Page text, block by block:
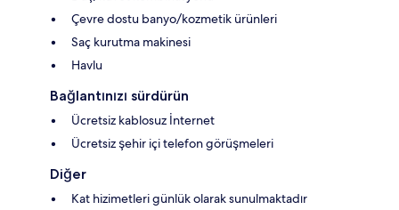
Çevre dostu banyo/kozmetik ürünleri
Saç kurutma makinesi
Havlu
Bağlantınızı sürdürün
Ücretsiz kablosuz İnternet
Ücretsiz şehir içi telefon görüşmeleri
Diğer
Kat hizimetleri günlük olarak sunulmaktadır